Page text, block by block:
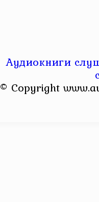
Аудиокниги
© Copyright